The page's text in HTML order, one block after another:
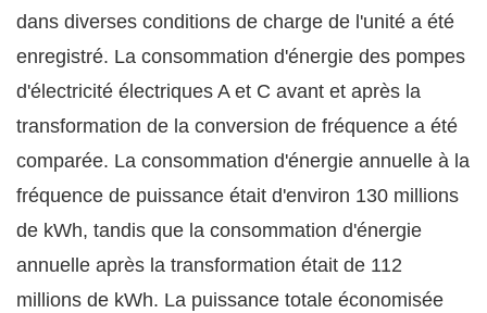
dans diverses conditions de charge de l'unité a été
enregistré. La consommation d'énergie des pompes
d'électricité électriques A et C avant et après la
transformation de la conversion de fréquence a été
comparée. La consommation d'énergie annuelle à la
fréquence de puissance était d'environ 130 millions
de kWh, tandis que la consommation d'énergie
annuelle après la transformation était de 112
millions de kWh. La puissance totale économisée